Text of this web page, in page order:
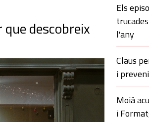
descobreix
Els
l'any
Claus
i
Moià
i